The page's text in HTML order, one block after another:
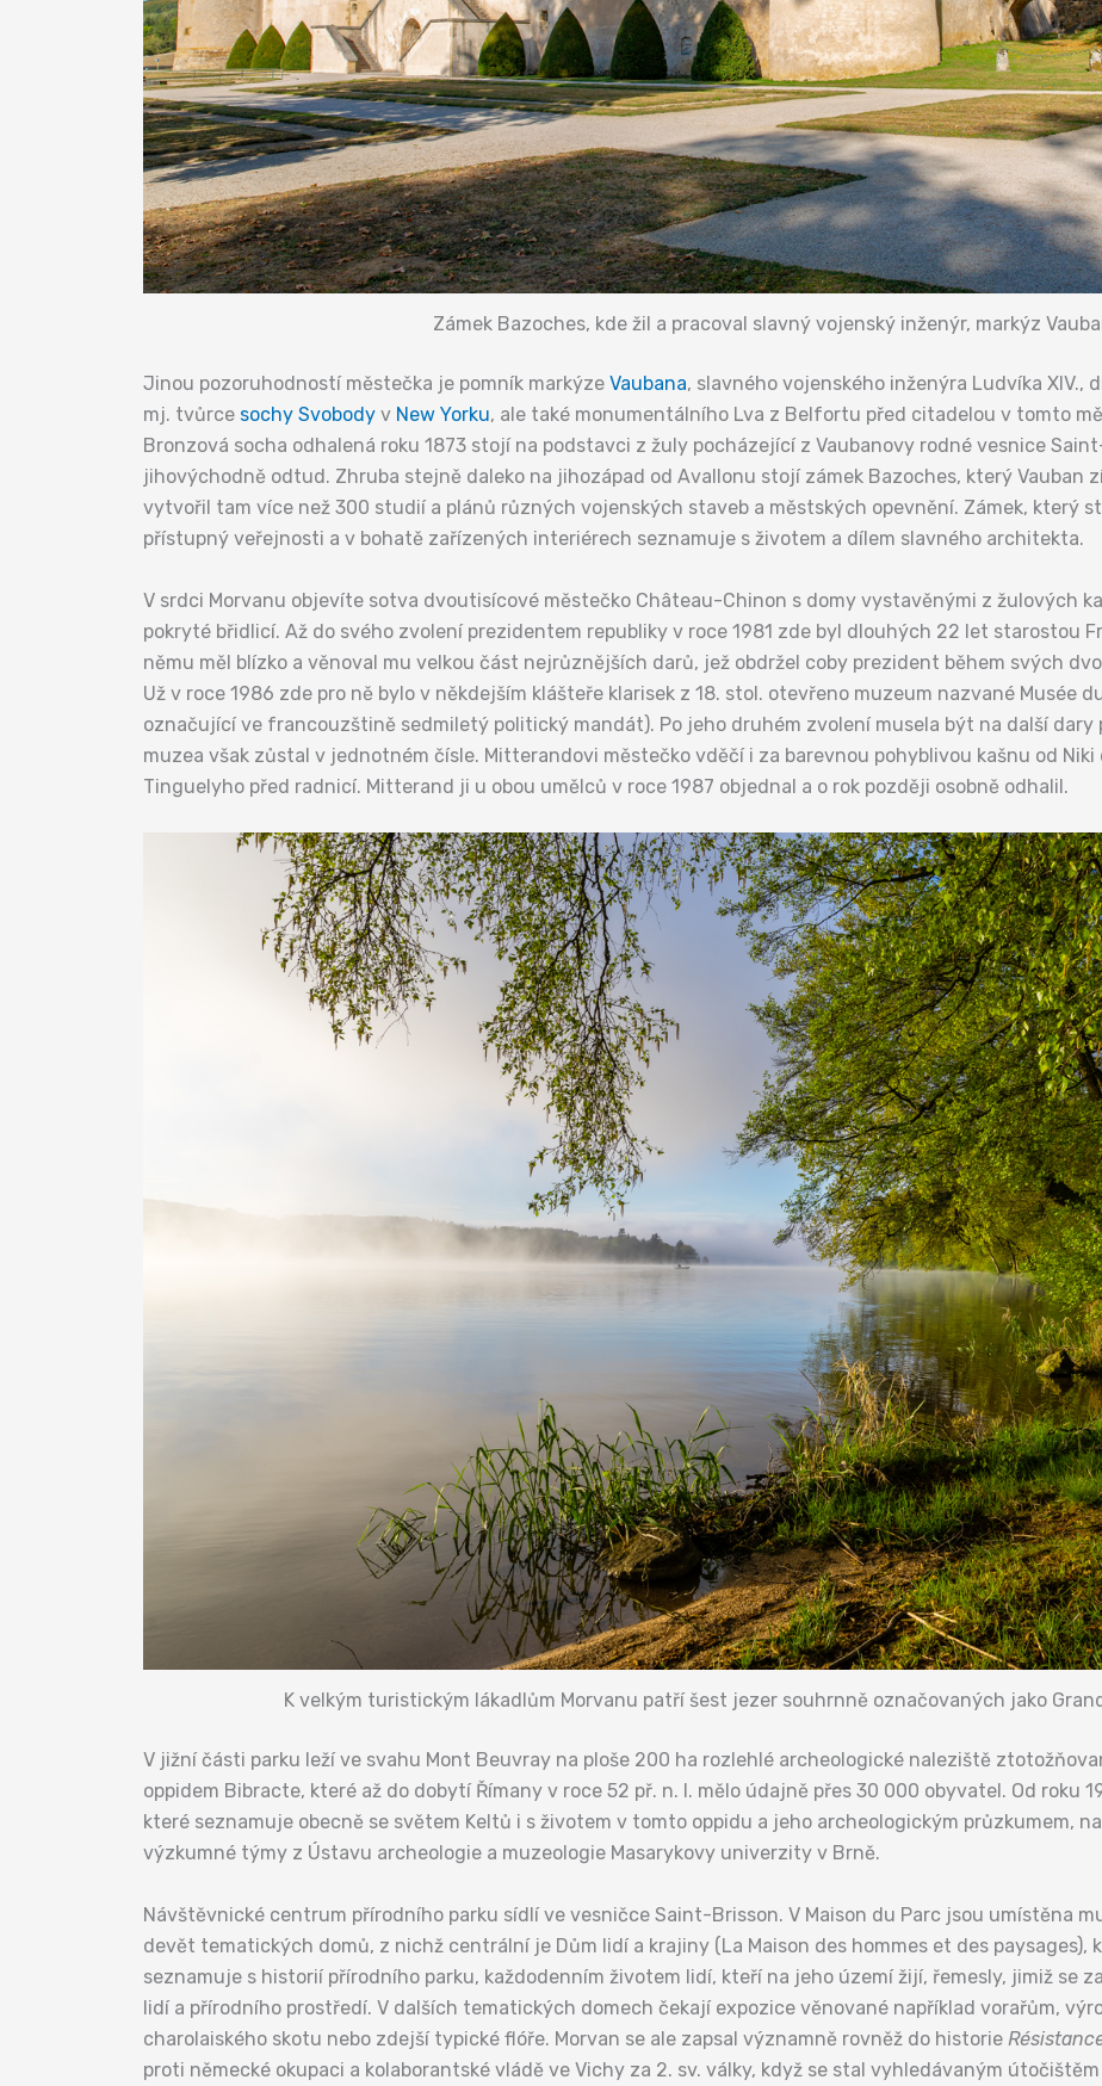
Zámek Bazoches, kde žil a pracoval slavný vojenský inženýr, markýz
Jinou pozoruhodností městečka je pomník markýze Vaubana, slavného vojenského inženýra Ludvíka XIV.,
mj. tvůrce sochy Svobody v New Yorku, ale také monumentálního Lva z Belfortu před citadelou v tomto
Bronzová socha odhalená roku 1873 stojí na podstavci z žuly pocházející z Vaubanovy rodné vesnice
jihovýchodně odtud. Zhruba stejně daleko na jihozápad od Avallonu stojí zámek Bazoches, který Vauban
vytvořil tam více než 300 studií a plánů různých vojenských staveb a městských opevnění. Zámek, který
přístupný veřejnosti a v bohatě zařízených interiérech seznamuje s životem a dílem slavného architekta.
V srdci Morvanu objevíte sotva dvoutisícové městečko Château-Chinon s domy vystavěnými z žulových
pokryté břidlicí. Až do svého zvolení prezidentem republiky v roce 1981 zde byl dlouhých 22 let starostou
němu měl blízko a věnoval mu velkou část nejrůznějších darů, jež obdržel coby prezident během svých
Už v roce 1986 zde pro ně bylo v někdejším klášteře klarisek z 18. stol. otevřeno muzeum nazvané Musée
označující ve francouzštině sedmiletý politický mandát). Po jeho druhém zvolení musela být na další dary
muzea však zůstal v jednotném čísle. Mitterandovi městečko vděčí i za barevnou pohyblivou kašnu od Niki
Tinguelyho před radnicí. Mitterand ji u obou umělců v roce 1987 objednal a o rok později osobně odhalil.
K velkým turistickým lákadlům Morvanu patří šest jezer souhrnně označovaných jako
V jižní části parku leží ve svahu Mont Beuvray na ploše 200 ha rozlehlé archeologické naleziště
oppidem Bibracte, které až do dobytí Římany v roce 52 př. n. l. mělo údajně přes 30 000 obyvatel. Od roku
které seznamuje obecně se světem Keltů i s životem v tomto oppidu a jeho archeologickým průzkumem,
výzkumné týmy z Ústavu archeologie a muzeologie Masarykovy univerzity v Brně.
Návštěvnické centrum přírodního parku sídlí ve vesničce Saint-Brisson. V Maison du Parc jsou umístěna
devět tematických domů, z nichž centrální je Dům lidí a krajiny (La Maison des hommes et des paysages),
seznamuje s historií přírodního parku, každodenním životem lidí, kteří na jeho území žijí, řemesly, jimiž se
lidí a přírodního prostředí. V dalších tematických domech čekají expozice věnované například vorařům,
charolaiského skotu nebo zdejší typické flóře. Morvan se ale zapsal významně rovněž do historie
proti německé okupaci a kolaborantské vládě ve Vichy za 2. sv. války, když se stal vyhledávaným